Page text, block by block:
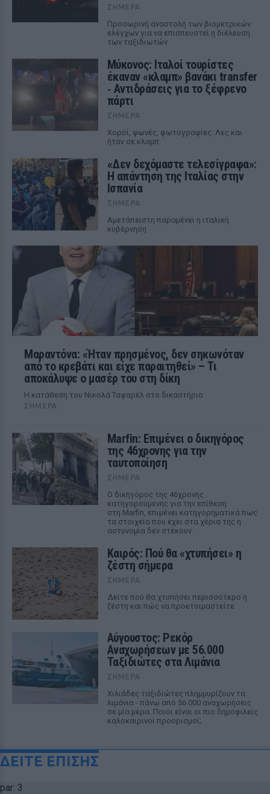
ΣΉΜΕΡΑ
Προσωρινή αναστολή των βιομετρικών
ελέγχων για να επισπευστεί η διέλευση
των ταξιδιωτών
Μύκονος: Ιταλοί τουρίστες
έκαναν «κλαμπ» βανάκι transfer
‑ Αντιδράσεις για το ξέφρενο
πάρτι
ΣΉΜΕΡΑ
Χοροί, φωνές, φωτογραφίες: Λες και
ήταν σε κλαμπ
«Δεν δεχόμαστε τελεσίγραφα»:
Η απάντηση της Ιταλίας στην
Ισπανία
ΣΉΜΕΡΑ
Αμετάπειστη παραμένει η ιταλική
κυβέρνηση
Μαραντόνα: «Ήταν πρησμένος, δεν σηκωνόταν
από το κρεβάτι και είχε παραιτηθεί» – Τι
αποκάλυψε ο μασέρ του στη δίκη
Η κατάθεση του Νικολά Ταφαρέλ στο δικαστήριο
ΣΉΜΕΡΑ
Marfin: Επιμένει ο δικηγόρος
της 46χρονης για την
ταυτοποίηση
ΣΉΜΕΡΑ
Ο δικηγόρος της 46χρονης
κατηγορούμενης για την επίθεση
στη Marfin, επιμένει κατηγορηματικά πως
τα στοιχεία που έχει στα χέρια της η
αστυνομία δεν στέκουν.
Καιρός: Πού θα «χτυπήσει» η
ζέστη σήμερα
ΣΉΜΕΡΑ
Δείτε πού θα χτυπήσει περισσότερο η
ζέστη και πώς να προετοιμαστείτε
Αύγουστος: Ρεκόρ
Αναχωρήσεων με 56.000
Ταξιδιώτες στα Λιμάνια
ΣΉΜΕΡΑ
Χιλιάδες ταξιδιώτες πλημμυρίζουν τα
λιμάνια - πάνω από 56.000 αναχωρήσεις
σε μία μέρα. Ποιοι είναι οι πιο δημοφιλείς
καλοκαιρινοί προορισμοί;
ΔΕΙΤΕ ΕΠΙΣΗΣ
par: 3